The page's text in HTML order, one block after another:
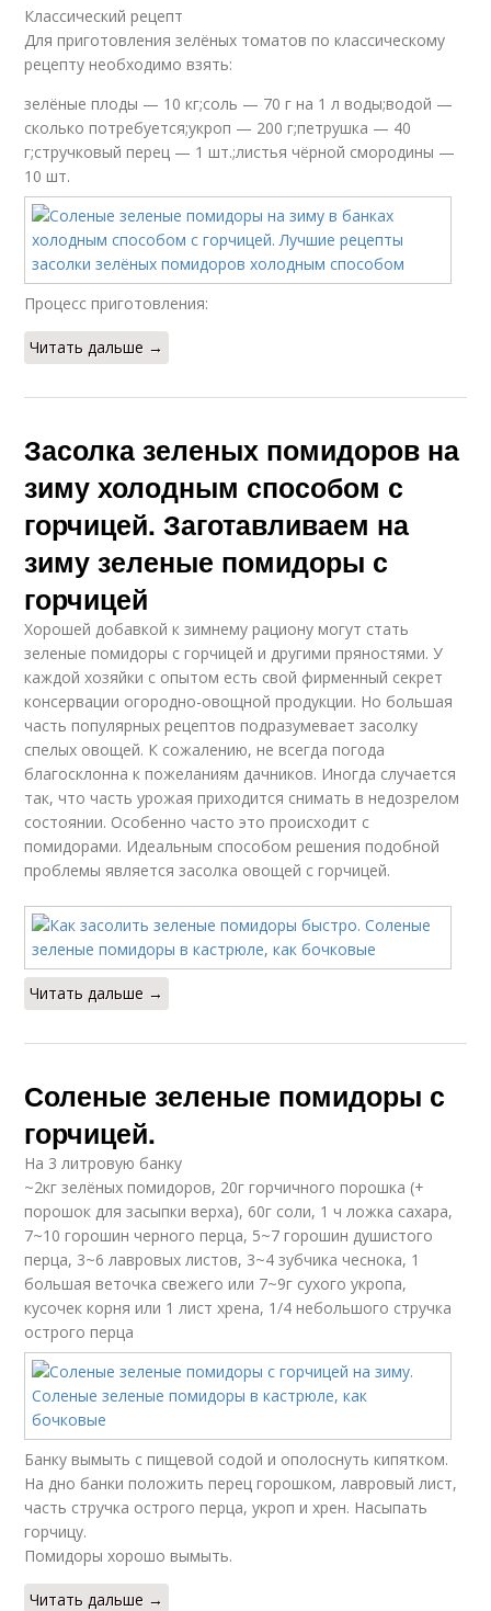
Классический рецепт
Для приготовления зелёных томатов по классическому
рецепту необходимо взять:
зелёные плоды — 10 кг;соль — 70 г на 1 л воды;водой —
сколько потребуется;укроп — 200 г;петрушка — 40
г;стручковый перец — 1 шт.;листья чёрной смородины —
10 шт.
Процесс приготовления:
Читать дальше →
Засолка зеленых помидоров на
зиму холодным способом с
горчицей. Заготавливаем на
зиму зеленые помидоры с
горчицей
Хорошей добавкой к зимнему рациону могут стать
зеленые помидоры с горчицей и другими пряностями. У
каждой хозяйки с опытом есть свой фирменный секрет
консервации огородно-овощной продукции. Но большая
часть популярных рецептов подразумевает засолку
спелых овощей. К сожалению, не всегда погода
благосклонна к пожеланиям дачников. Иногда случается
так, что часть урожая приходится снимать в недозрелом
состоянии. Особенно часто это происходит с
помидорами. Идеальным способом решения подобной
проблемы является засолка овощей с горчицей.
Читать дальше →
Соленые зеленые помидоры с
горчицей.
На 3 литровую банку
~2кг зелёных помидоров, 20г горчичного порошка (+
порошок для засыпки верха), 60г соли, 1 ч ложка сахара,
7~10 горошин черного перца, 5~7 горошин душистого
перца, 3~6 лавровых листов, 3~4 зубчика чеснока, 1
большая веточка свежего или 7~9г сухого укропа,
кусочек корня или 1 лист хрена, 1/4 небольшого стручка
острого перца
Банку вымыть с пищевой содой и ополоснуть кипятком.
На дно банки положить перец горошком, лавровый лист,
часть стручка острого перца, укроп и хрен. Насыпать
горчицу.
Помидоры хорошо вымыть.
Читать дальше →